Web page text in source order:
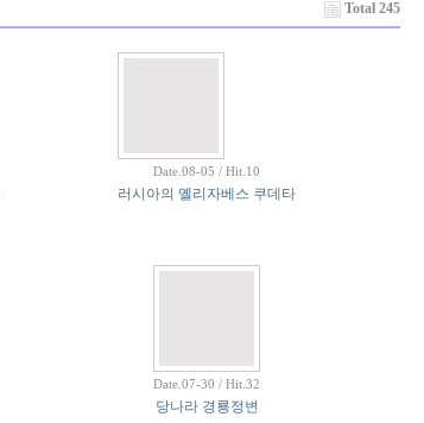
Total 245
Date.08-05 / Hit.10
러시아의 옐리자베스 쿠데타
Date.07-30 / Hit.32
당나라 경룡정변